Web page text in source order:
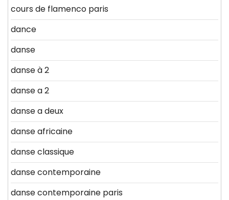
cours de flamenco paris
dance
danse
danse à 2
danse a 2
danse a deux
danse africaine
danse classique
danse contemporaine
danse contemporaine paris